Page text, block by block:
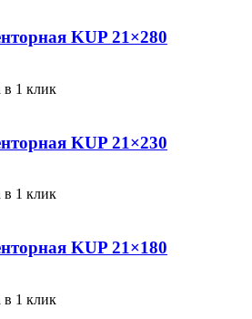
KUP 21×280
в 1 клик
KUP 21×230
в 1 клик
KUP 21×180
в 1 клик